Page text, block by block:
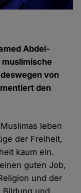
Abdel-
von
den
leben
der Freiheit,
kaum ein.
guten Job,
und der